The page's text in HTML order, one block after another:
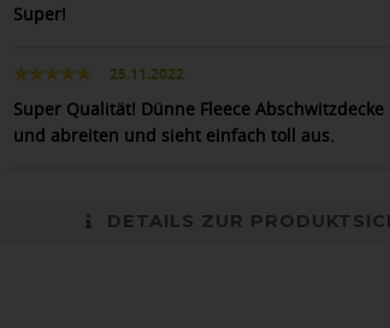
Super!
25.11.2022
Super Qualität! Dünne Fleece
und abreiten und sieht einfach toll aus.
DETAILS ZUR